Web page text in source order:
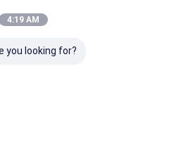
4:19 AM
you looking for?